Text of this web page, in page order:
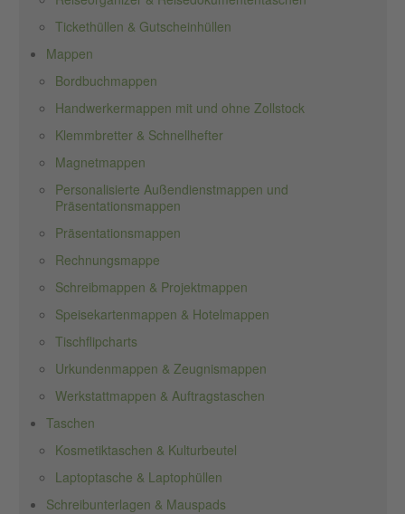
Tickethüllen & Gutscheinhüllen
Mappen
Bordbuchmappen
Handwerkermappen mit und ohne Zollstock
Klemmbretter & Schnellhefter
Magnetmappen
Personalisierte Außendienstmappen und
Präsentationsmappen
Präsentationsmappen
Rechnungsmappe
Schreibmappen & Projektmappen
Speisekartenmappen & Hotelmappen
Tischflipcharts
Urkundenmappen & Zeugnismappen
Werkstattmappen & Auftragstaschen
Taschen
Kosmetiktaschen & Kulturbeutel
Laptoptasche & Laptophüllen
Schreibunterlagen & Mauspads